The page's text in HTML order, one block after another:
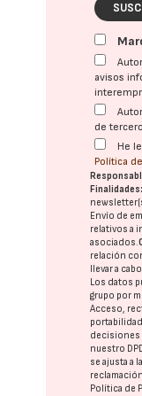
avisos
de
He
Política
Finalidades:
Envío de
relativos a
asociados.
relación
llevar a
Los datos
grupo por
Acceso,
decisiones
nuestro
se ajusta a
Política de